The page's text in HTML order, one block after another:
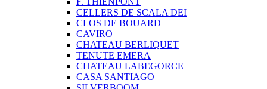
CELLERS DE SCALA DEI
CLOS DE BOUARD
CAVIRO
CHATEAU BERLIQUET
TENUTE EMERA
CHATEAU LABEGORCE
CASA SANTIAGO